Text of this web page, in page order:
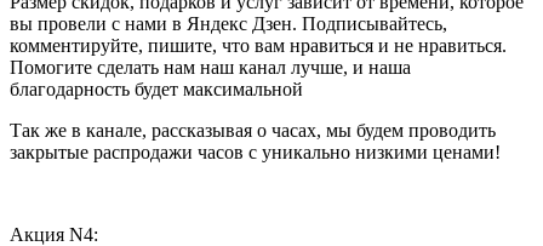
вы провели с нами в Яндекс Дзен. Подписывайтесь,
комментируйте, пишите, что вам нравиться и не нравиться.
Помогите сделать нам наш канал лучше, и наша
благодарность будет максимальной
Так же в канале, рассказывая о часах, мы будем проводить
закрытые распродажи часов с уникально низкими ценами!
Акция N4: